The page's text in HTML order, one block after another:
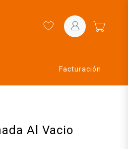
Facturación
Al Vacio